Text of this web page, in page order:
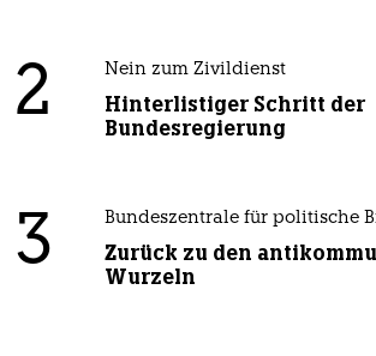
2 Nein zum Zivildienst
Hinterlistiger Schritt der
Bundesregierung
3 Bundeszentrale für politische
Zurück zu den
Wurzeln